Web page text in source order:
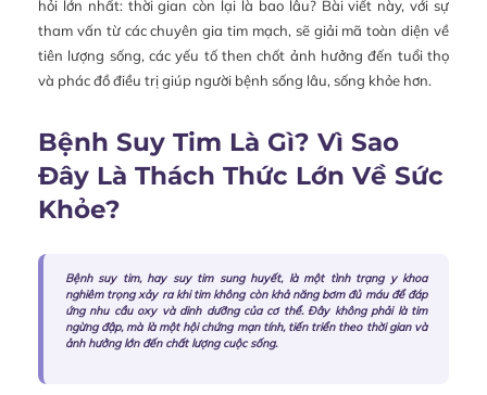
hỏi lớn nhất: thời gian còn lại là bao lâu? Bài viết này, với sự
tham vấn từ các chuyên gia tim mạch, sẽ giải mã toàn diện về
tiên lượng sống, các yếu tố then chốt ảnh hưởng đến tuổi thọ
và phác đồ điều trị giúp người bệnh sống lâu, sống khỏe hơn.
Bệnh Suy Tim Là Gì? Vì Sao
Đây Là Thách Thức Lớn Về Sức
Khỏe?
Bệnh suy tim, hay suy tim sung huyết, là một tình trạng y khoa
nghiêm trọng xảy ra khi tim không còn khả năng bơm đủ máu để đáp
ứng nhu cầu oxy và dinh dưỡng của cơ thể. Đây không phải là tim
ngừng đập, mà là một hội chứng mạn tính, tiến triển theo thời gian và
ảnh hưởng lớn đến chất lượng cuộc sống.